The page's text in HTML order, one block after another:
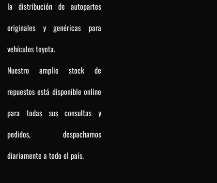
la distribución de autopartes
originales y genéricas para
vehículos toyota.
Nuestro amplio stock de
repuestos está disponible online
para todas sus consultas y
pedidos, despachamos
diariamente a todo el país.